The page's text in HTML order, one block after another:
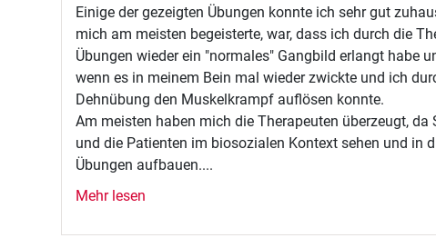
Einige der gezeigten Übungen konnte ich sehr gut
mich am meisten begeisterte, war, dass ich durch die
Übungen wieder ein "normales" Gangbild erlangt habe
wenn es in meinem Bein mal wieder zwickte und ich
Dehnübung den Muskelkrampf auflösen konnte.
Am meisten haben mich die Therapeuten überzeugt, da
und die Patienten im biosozialen Kontext sehen und in
Übungen aufbauen....
Mehr lesen